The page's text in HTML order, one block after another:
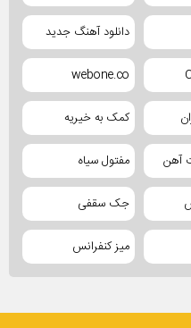
دانلود آهنگ جدید
webone.co
کمک به خیریه
آهن مفتول سیاه
جک سقفی
میز کنفرانس